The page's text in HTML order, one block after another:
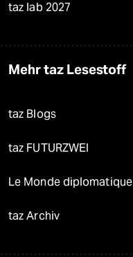
taz lab 2027
Mehr taz Lesestoff
taz Blogs
taz FUTURZWEI
Le Monde diplomatique
taz Archiv